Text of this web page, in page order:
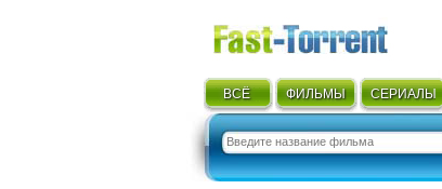
ВСЁ ФИЛЬМЫ СЕРИАЛЫ